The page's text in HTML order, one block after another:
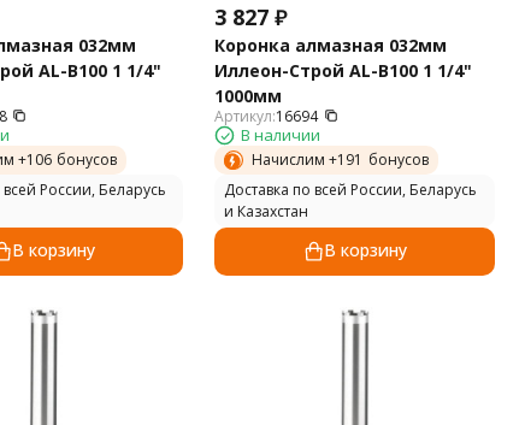
032мм
AL-B100 1 1/4"
+106 бонусов
России, Беларусь
В корзину
3 827 ₽
Коронка алмазная 032мм
Иллеон-Строй AL-B100 1 1/4"
1000мм
Артикул:16694
В наличии
Начислим +191 бонусов
Доставка по всей России, Беларусь
и Казахстан
В корзину